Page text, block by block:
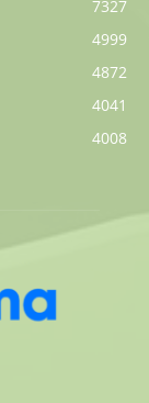
7327
4999
4872
4041
4008